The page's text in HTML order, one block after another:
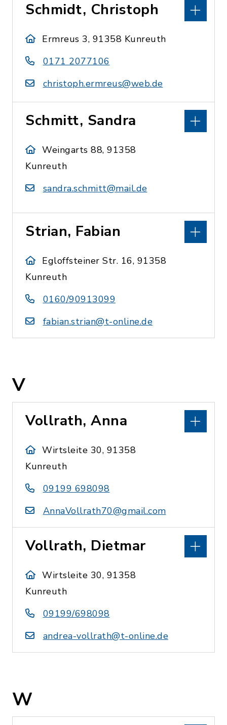
Schmidt, Christoph
Ermreus 3, 91358 Kunreuth
0171 2077106
christoph.ermreus@web.de
Schmitt, Sandra
Weingarts 88, 91358
Kunreuth
sandra.schmitt@mail.de
Strian, Fabian
Egloffsteiner Str. 16, 91358
Kunreuth
0160/90913099
fabian.strian@t-online.de
V
Vollrath, Anna
Wirtsleite 30, 91358
Kunreuth
09199 698098
AnnaVollrath70@gmail.com
Vollrath, Dietmar
Wirtsleite 30, 91358
Kunreuth
09199/698098
andrea-vollrath@t-online.de
W